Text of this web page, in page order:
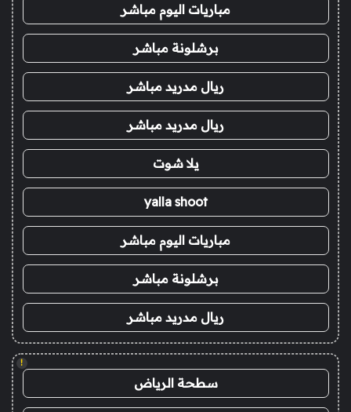
مباريات اليوم مباشر
برشلونة مباشر
ريال مدريد مباشر
ريال مدريد مباشر
يلا شوت
yalla shoot
مباريات اليوم مباشر
برشلونة مباشر
ريال مدريد مباشر
!
سطحة الرياض